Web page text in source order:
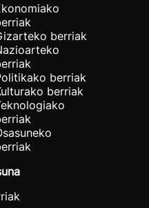
berriak
berriak
berriak